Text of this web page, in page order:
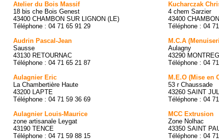
Atelier du Bois Massif
18 bis che Bois Genest
43400 CHAMBON SUR LIGNON (LE)
Téléphone : 04 71 65 91 29
Audrin Pascal-Jean
Sausse
43130 RETOURNAC
Téléphone : 04 71 65 21 87
Aulagnier Eric
La Chambertière Haute
43200 LAPTE
Téléphone : 04 71 59 36 69
Aulagnier Louis-Maurice
zone artisanale Leygat
43190 TENCE
Téléphone : 04 71 59 88 15
Kucharczak
4 chem Sarzier
43400
Téléphone : 04
M.C.A
Aulagny
43290
Téléphone : 04
M.E.O (Mise en
53 r Chaussade
43260 SAINT
Téléphone : 04
MCC Extrusion
Zone Nolhac
43350 SAINT
Téléphone : 04